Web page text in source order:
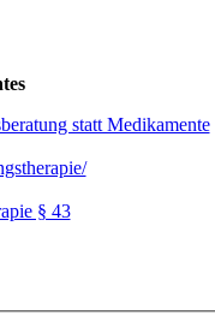
statt Medikamente
§ 43